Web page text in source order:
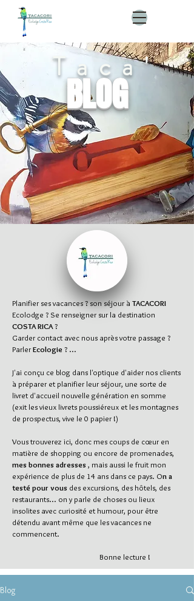
Taca'
BLOG
Planifier ses vacances ? son séjour à TACACORI
Ecolodge ? Se renseigner sur la destination
COSTA RICA?
Garder contact avec nous après votre passage ?
ParlerEcologie ? ...
J'ai conçu ce blog dans l'optique d'aider nos clients
à préparer et planifier leur séjour, une sorte de
livret d'accueil nouvelle génération en somme
(exit les vieux livrets poussiéreux et les montagnes
de prospectus, vive le 0 papier !)
Vous trouverez ici, donc mes coups de cœur en
matière de shopping ou encore de promenades,
mes bonnes adresses, mais aussi le fruit mon
expérience de plus de 14 ans dans ce pays. On a
testé pour vous des excursions, des hôtels, des
restaurants... on y parle de choses ou lieux
insolites avec curiosité et humour, pour être
détendu avant même que les vacances ne
commencent.
Bonne lecture !
Blog